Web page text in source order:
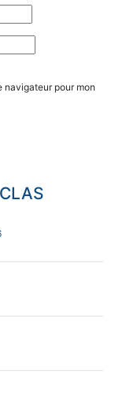
navigateur pour mon